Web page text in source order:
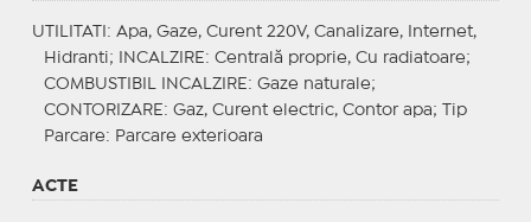
UTILITATI : Apa, Gaze, Curent 220V, Canalizare, Internet,
Hidranti;
INCALZIRE : Centrală proprie, Cu radiatoare;
COMBUSTIBIL INCALZIRE : Gaze naturale;
CONTORIZARE : Gaz, Curent electric, Contor apa;
Tip
Parcare: Parcare exterioara
ACTE